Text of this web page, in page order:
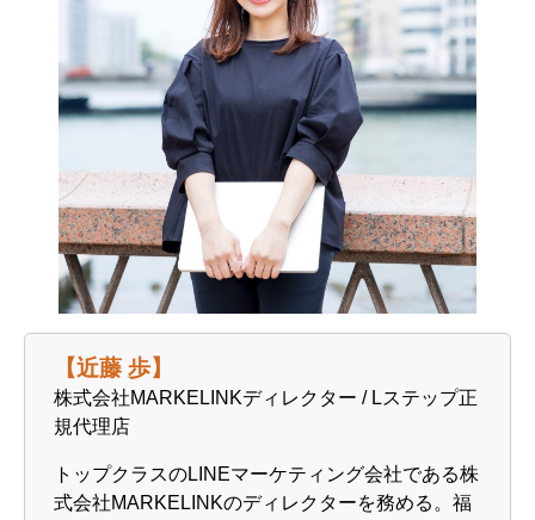
【近藤 歩】
株式会社MARKELINKディレクター / Lステップ正
規代理店
トップクラスのLINEマーケティング会社である株
式会社MARKELINKのディレクターを務める。福